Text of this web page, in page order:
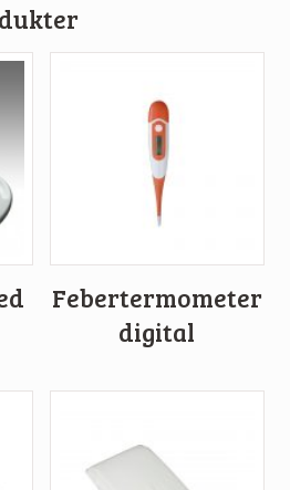
Febertermometer
digital